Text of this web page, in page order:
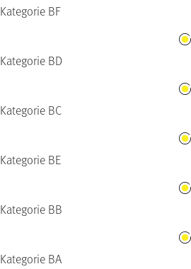
BF
BD
BC
BE
BB
BA